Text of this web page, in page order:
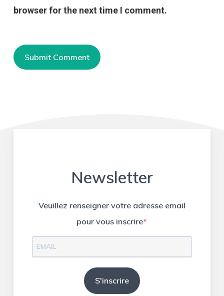
browser for the next time I comment.
Newsletter
Veuillez renseigner votre adresse email
pour vous inscrire
S'inscrire